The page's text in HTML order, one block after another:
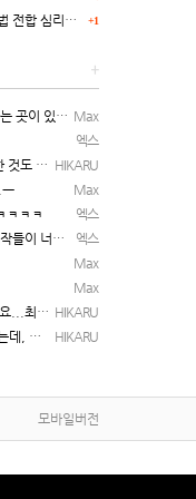
+1
사법평가"(종합)
+
Max
듯 ㅡ..ㅡ... 여태까지 …
엑스
HIKARU
...ㅋ ㅋ)
Max
엑스
ㅋㅋㅋ
엑스
었죠.........
Max
Max
HIKARU
일은....
HIKARU
ㅎ ㅎ)
모바일버전